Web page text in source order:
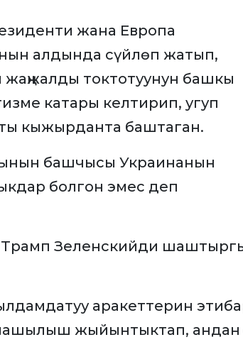
жана Европа
алдында сүйлөп жатып,
токтотуунун башкы
катары келтирип, угуп
кыжырданта баштаган.
башчысы Украинанын
болгон эмес деп
Трамп Зеленскийди
аракеттерин
жыйынтыктап, андан